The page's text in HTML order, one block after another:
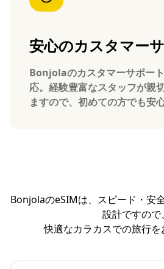
安心のカスタマー
Bonjolaのカスタマーサポー
応。経験豊富なスタッフが親
ますので、初めての方でも安心
BonjolaのeSIMは、スピード・安
設計ですので、
快適なカラカスでの旅行を